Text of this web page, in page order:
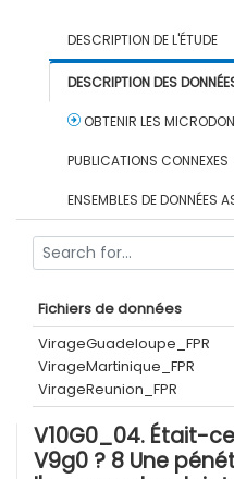
DESCRIPTION DE L'ÉTUDE
DESCRIPTION DES
OBTENIR LES
PUBLICATIONS CONNEXES
ENSEMBLES DE DONNÉES
Fichiers de données
VirageGuadeloupe_FPR
VirageMartinique_FPR
VirageReunion_FPR
V10G0_04. Était-
V9g0 ? 8 Une